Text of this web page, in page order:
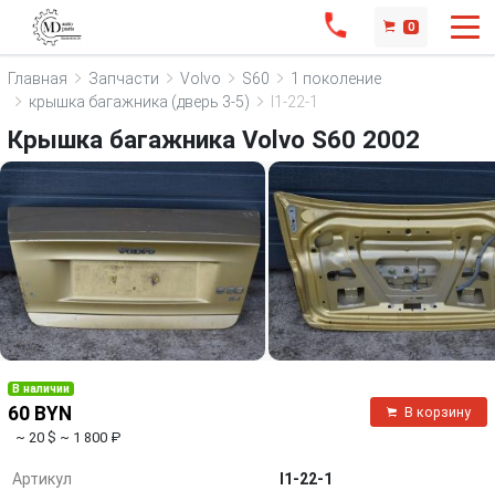
0
Главная Запчасти Volvo S60
1 поколение
крышка багажника (дверь 3-5)
I1-22-1
Крышка багажника Volvo S60 2002
В наличии
60 BYN
~ 20 $ ~ 1 800 ₽
В корзину
Артикул
I1-22-1